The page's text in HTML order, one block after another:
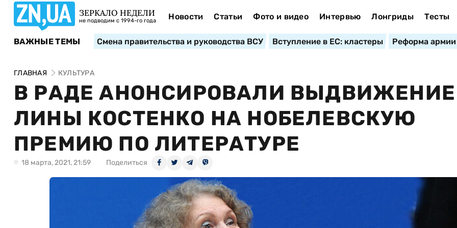
ЗЕРКАЛО НЕДЕЛИ
не подводим с 1994-го года Новости Статьи Фото и видео Интервью Лонгриды Тесты
ВАЖНЫЕ ТЕМЫ Смена правительства и руководства ВСУ Вступление в ЕС: кластеры Реформа армии
ГЛАВНАЯ КУЛЬТУРА
В РАДЕ АНОНСИРОВАЛИ ВЫДВИЖЕНИЕ
ЛИНЫ КОСТЕНКО НА НОБЕЛЕВСКУЮ
ПРЕМИЮ ПО ЛИТЕРАТУРЕ
18 марта, 2021, 21:59 Поделиться